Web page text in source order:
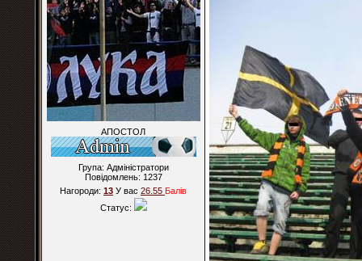
АПОСТОЛ
Група: Адміністратори
Повідомлень: 1237
Нагороди: 13 У вас 26.55 Балiв
Статус: